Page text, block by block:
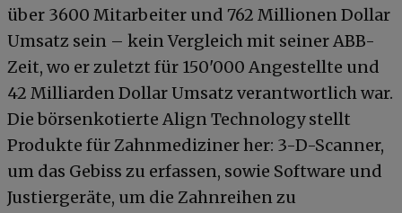
über 3600 Mitarbeiter und 762 Millionen Dollar
Umsatz sein – kein Vergleich mit seiner ABB-
Zeit, wo er zuletzt für 150'000 Angestellte und
42 Milliarden Dollar Umsatz verantwortlich war.
Die börsenkotierte Align Technology stellt
Produkte für Zahnmediziner her: 3-D-Scanner,
um das Gebiss zu erfassen, sowie Software und
Justiergeräte, um die Zahnreihen zu